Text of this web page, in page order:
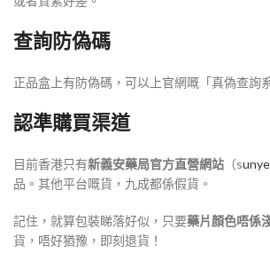
查詢防偽碼
正品盒上有防偽碼，可以上官網嘅「真偽查詢
認準購買渠道
目前香港只有新義安藥局官方直營網站 （s
品。其他平台嘅貨，九成都係假貨。
記住，就算包裝睇落好似，只要藥片顏色唔係
貨，唔好猶豫，即刻退貨！